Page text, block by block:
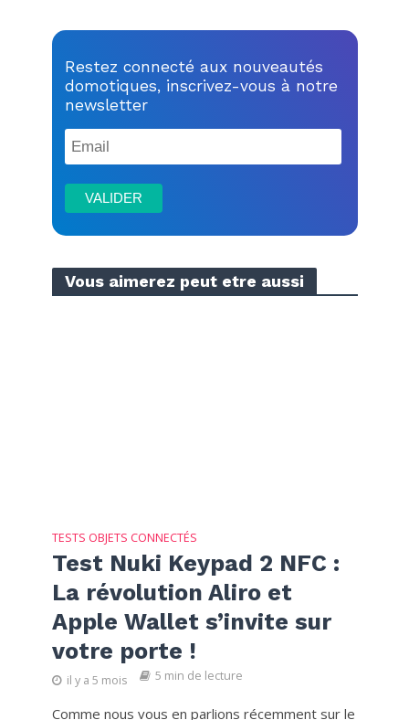
Restez connecté aux nouveautés
domotiques, inscrivez-vous à notre
newsletter
Vous aimerez peut etre aussi
TESTS OBJETS CONNECTÉS
Test Nuki Keypad 2 NFC :
La révolution Aliro et
Apple Wallet s’invite sur
votre porte !
il y a 5 mois 5 min de lecture
Comme nous vous en parlions récemment sur le